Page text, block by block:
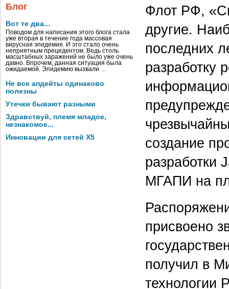
Блог
Вот те два...
Поводом для написания этого блога стала
уже вторая в течение года массовая
вирусная эпидемия. И это стало очень
неприятным прецедентом. Ведь столь
масштабных заражений не было уже очень
давно. Впрочем, данная ситуация была
ожидаемой. Эпидемию вызвали …
Не все апдейты одинаково
полезны
Утечки бывают разными
Здравствуй, племя младое,
незнакомое...
Инновации для сетей X5
Флот РФ,
другие.
последних
разработку
создание
разработки
МГАПИ на
присвоено
получил в
технологии